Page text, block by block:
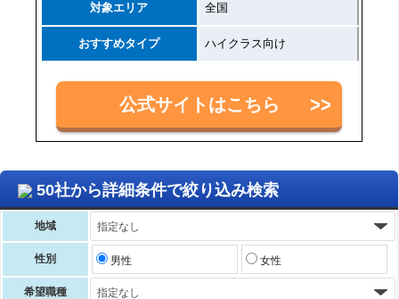
対象エリア 全国
おすすめタイプ ハイクラス向け
公式サイトはこちら
50社から詳細条件で絞り込み検索
地域
性別 男性 女性
希望職種